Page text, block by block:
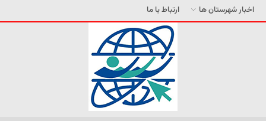
اخبار شهرستان ها
ارتباط با ما